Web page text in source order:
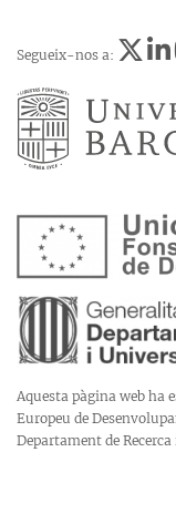
Segueix-nos a:
Aquesta pàgina web ha
Europeu de
Departament de